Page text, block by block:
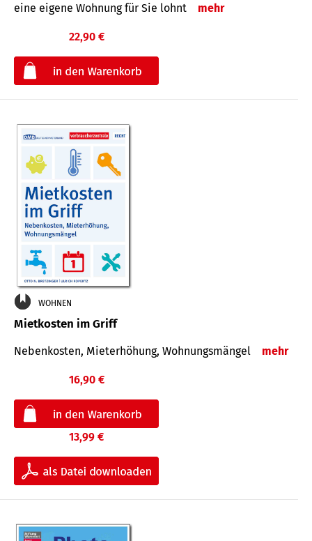
eine eigene Wohnung für Sie lohnt
mehr
22,90 €
WOHNEN
Mietkosten im Griff
Nebenkosten, Mieterhöhung, Wohnungsmängel mehr
16,90 €
13,99 €